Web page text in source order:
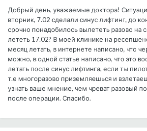
Добрый день, уважаемые доктора!
вторник, 7.02 сделали синус лифтинг, до
срочно понадобилось вылететь разово
лететь 17.02? В моей клинике на
месяц летать, в интернете написано, что
можно, в одной статье написано, что это
летать после синус лифтинга, если ты
т.е многоразово приземляешься и
узнать ваше мнение, чем чреват разовый
после операции. Спасибо.